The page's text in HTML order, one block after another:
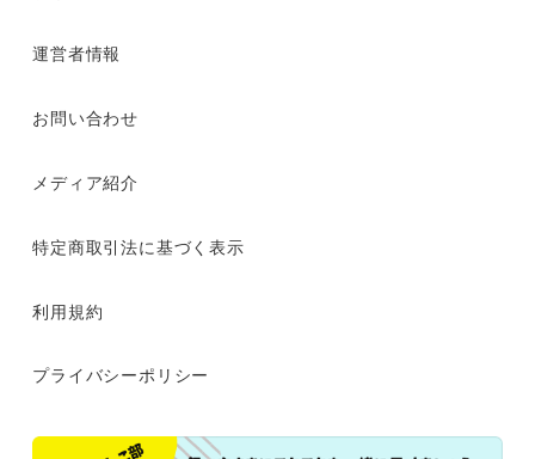
運営者情報
お問い合わせ
メディア紹介
特定商取引法に基づく表示
利用規約
プライバシーポリシー